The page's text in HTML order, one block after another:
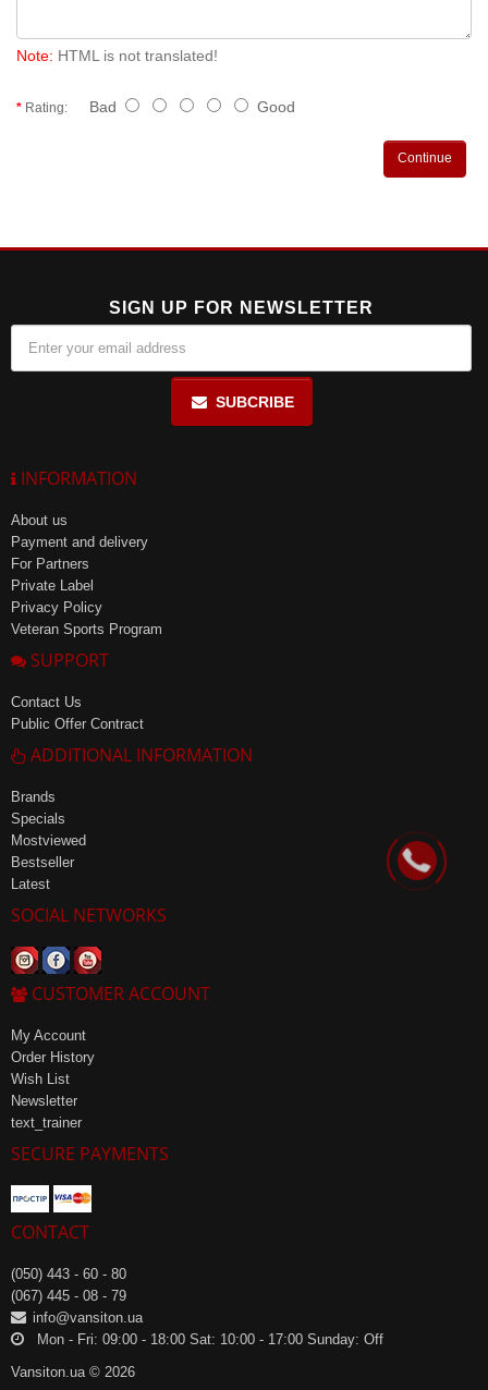
Note: HTML is not translated!
Rating: Bad Good
Continue
SIGN UP FOR NEWSLETTER
SUBCRIBE
INFORMATION
About us
Payment and delivery
For Partners
Private Label
Privacy Policy
Veteran Sports Program
SUPPORT
Contact Us
Public Offer Contract
ADDITIONAL INFORMATION
Brands
Specials
Mostviewed
Bestseller
Latest
SOCIAL NETWORKS
CUSTOMER ACCOUNT
My Account
Order History
Wish List
Newsletter
text_trainer
SECURE PAYMENTS
CONTACT
(050) 443 - 60 - 80
(067) 445 - 08 - 79
info@vansiton.ua
Mon - Fri: 09:00 - 18:00 Sat: 10:00 - 17:00 Sunday: Off
Vansiton.ua © 2026